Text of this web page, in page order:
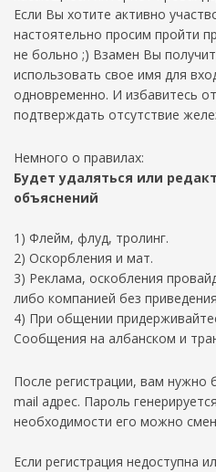
Если Вы хотите активно
настоятельно просим пройти
не больно ;) Взамен Вы
использовать свое имя для
одновременно. И избавитесь
подтверждать отсутствие
Немного о правилах:
Будет удаляться или
объяснений
1) Флейм, флуд, тролинг.
2) Оскорбления и мат.
3) Реклама, оскобления
либо компанией без
4) При общении
Сообщения на албанском и
После регистрации, вам нужно
mail адрес. Пароль
необходимости его можно
Если регистрация недоступна